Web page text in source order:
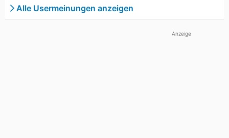
Alle Usermeinungen anzeigen
Anzeige